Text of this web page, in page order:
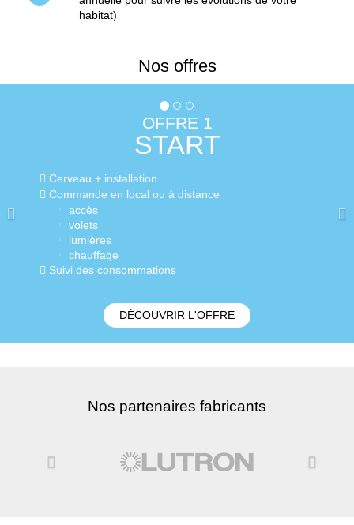
habitat)
Nos offres
OFFRE 1
START
+ installation
en local ou à distance
accès
des consommations
DÉCOUVRIR L'OFFRE
Nos partenaires fabricants